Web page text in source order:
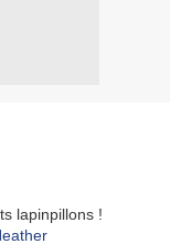
lapinpillons !